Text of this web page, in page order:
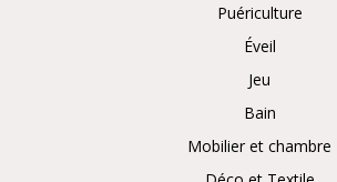
Puériculture
Éveil
Jeu
Bain
Mobilier et chambre